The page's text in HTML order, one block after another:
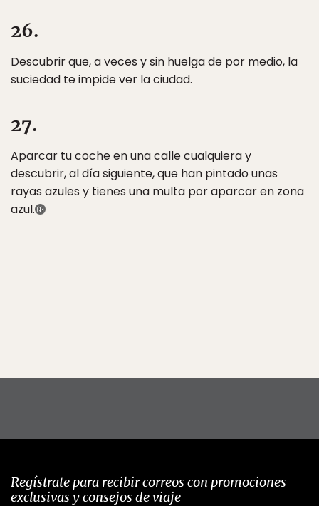
26.
Descubrir que, a veces y sin huelga de por medio, la
suciedad te impide ver la ciudad.
27.
Aparcar tu coche en una calle cualquiera y
descubrir, al día siguiente, que han pintado unas
rayas azules y tienes una multa por aparcar en zona
azul.
Regístrate para recibir correos con promociones
exclusivas y consejos de viaje